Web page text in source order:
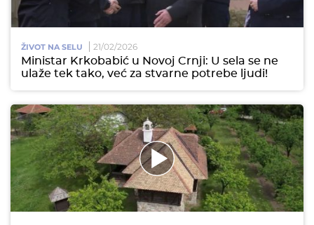
ŽIVOT NA SELU 21/02/2026
Ministar Krkobabić u Novoj Crnji: U sela se ne
ulaže tek tako, već za stvarne potrebe ljudi!